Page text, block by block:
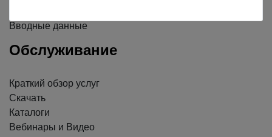
Вводные данные
Обслуживание
Краткий обзор услуг
Скачать
Каталоги
Вебинары и Видео